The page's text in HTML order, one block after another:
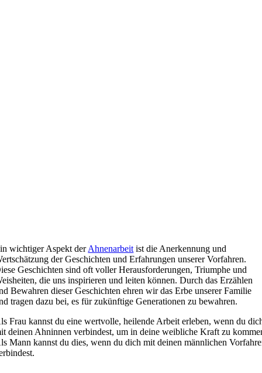
wichtiger Aspekt derAhnenarbeit ist die Anerkennung und
der Geschichten und Erfahrungen unserer Vorfahren.
Geschichten sind oft voller Herausforderungen, Triumphe und
die uns inspirieren und leiten können. Durch das Erzählen
Bewahren dieser Geschichten ehren wir das Erbe unserer Familie
tragen dazu bei, es für zukünftige Generationen zu bewahren.
Frau kannst du eine wertvolle, heilende Arbeit erleben, wenn du
deinen Ahninnen verbindest, um in deine weibliche Kraft zu
Mann kannst du dies, wenn du dich mit deinen männlichen